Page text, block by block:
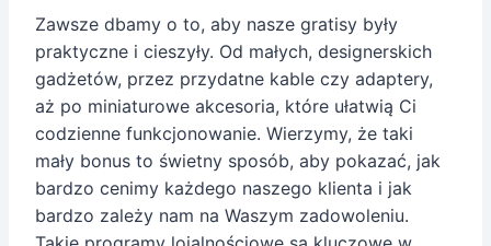
Zawsze dbamy o to, aby nasze gratisy były
praktyczne i cieszyły. Od małych, designerskich
gadżetów, przez przydatne kable czy adaptery,
aż po miniaturowe akcesoria, które ułatwią Ci
codzienne funkcjonowanie. Wierzymy, że taki
mały bonus to świetny sposób, aby pokazać, jak
bardzo cenimy każdego naszego klienta i jak
bardzo zależy nam na Waszym zadowoleniu.